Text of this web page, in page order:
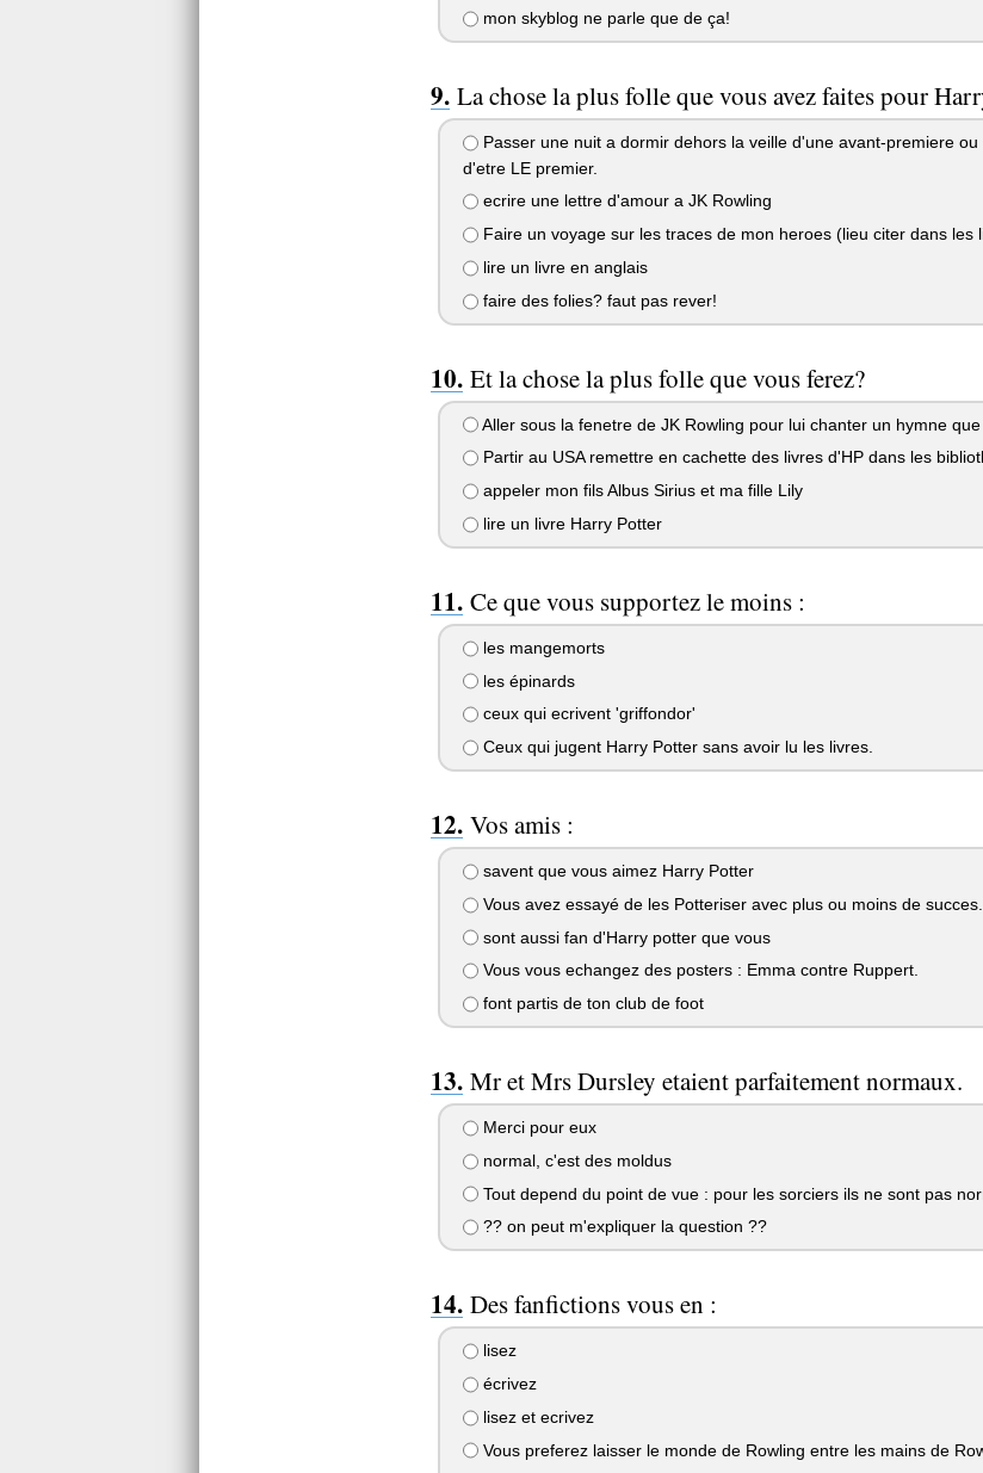
mon skyblog ne parle que de ça!
La chose la plus folle que vous avez faites pour
Passer une nuit a dormir dehors la veille d'une avant-premiere
d'etre LE premier.
ecrire une lettre d'amour a JK Rowling
Faire un voyage sur les traces de mon heroes (lieu citer dans les
lire un livre en anglais
faire des folies? faut pas rever!
Et la chose la plus folle que vous ferez?
Aller sous la fenetre de JK Rowling pour lui chanter un hymne
Partir au USA remettre en cachette des livres d'HP dans les
appeler mon fils Albus Sirius et ma fille Lily
lire un livre Harry Potter
Ce que vous supportez le moins :
les mangemorts
les épinards
ceux qui ecrivent 'griffondor'
Ceux qui jugent Harry Potter sans avoir lu les livres.
Vos amis :
savent que vous aimez Harry Potter
Vous avez essayé de les Potteriser avec plus ou moins de succes.
sont aussi fan d'Harry potter que vous
Vous vous echangez des posters : Emma contre Ruppert.
font partis de ton club de foot
Mr et Mrs Dursley etaient parfaitement normaux.
Merci pour eux
normal, c'est des moldus
Tout depend du point de vue : pour les sorciers ils ne sont pas
?? on peut m'expliquer la question ??
Des fanfictions vous en :
lisez
écrivez
lisez et ecrivez
Vous preferez laisser le monde de Rowling entre les mains de